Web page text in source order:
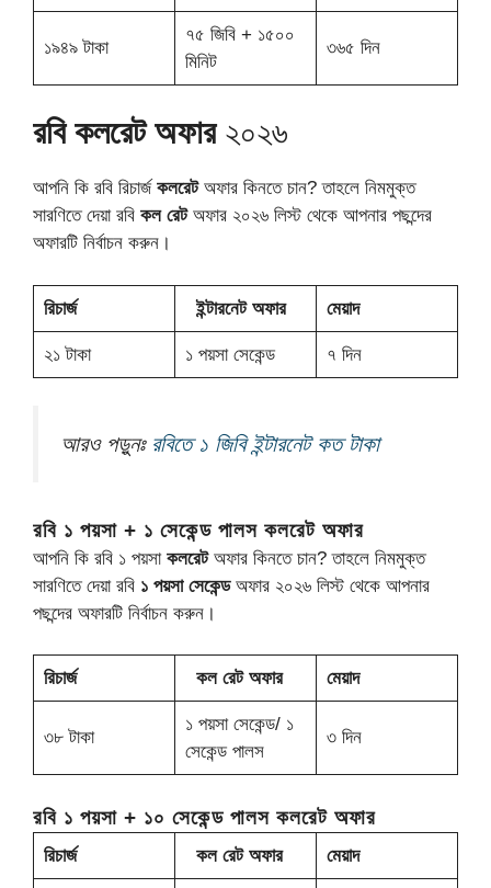
১৯৪৯ টাকা
৭৫ জিবি + ১৫০০
মিনিট
৩৬৫ দিন
রবি কলরেট অফার ২০২৬
আপনি কি রবি রিচার্জ কলরেটঅফার কিনতে চান? তাহলে নিমমুক্ত
সারণিতে দেয়া রবি কল রেটঅফার ২০২৬ লিস্ট থেকে আপনার পছন্দের
অফারটি নির্বাচন করুন।
রিচার্জ ইন্টারনেট অফার মেয়াদ
২১ টাকা ১ পয়সা সেকেন্ড ৭ দিন
আরও পড়ুনঃ রবিতে ১ জিবি ইন্টারনেট কত টাকা
রবি ১ পয়সা + ১ সেকেন্ড পালস কলরেট অফার
আপনি কি রবি ১ পয়সা কলরেটঅফার কিনতে চান? তাহলে নিমমুক্ত
সারণিতে দেয়া রবি ১ পয়সা সেকেন্ডঅফার ২০২৬ লিস্ট থেকে আপনার
পছন্দের অফারটি নির্বাচন করুন।
রিচার্জ কল রেট অফার মেয়াদ
৩৮ টাকা
১ পয়সা সেকেন্ড/ ১
সেকেন্ড পালস
৩ দিন
রবি ১ পয়সা + ১০ সেকেন্ড পালস কলরেট অফার
রিচার্জ কল রেট অফার মেয়াদ